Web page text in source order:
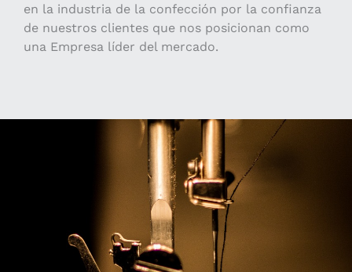
en la industria de la confección por la confianza
de nuestros clientes que nos posicionan como
una Empresa líder del mercado.